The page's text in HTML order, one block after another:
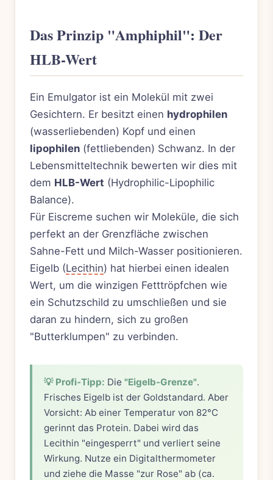
Das Prinzip "Amphiphil": Der
HLB-Wert
Ein Emulgator ist ein Molekül mit zwei
Gesichtern. Er besitzt einen hydrophilen
(wasserliebenden) Kopf und einen
lipophilen (fettliebenden) Schwanz. In der
Lebensmitteltechnik bewerten wir dies mit
dem HLB-Wert (Hydrophilic-Lipophilic
Balance).
Für Eiscreme suchen wir Moleküle, die sich
perfekt an der Grenzfläche zwischen
Sahne-Fett und Milch-Wasser positionieren.
Eigelb (Lecithin) hat hierbei einen idealen
Wert, um die winzigen Fetttröpfchen wie
ein Schutzschild zu umschließen und sie
daran zu hindern, sich zu großen
"Butterklumpen" zu verbinden.
💡 Profi-Tipp: Die"Eigelb-Grenze".
Frisches Eigelb ist der Goldstandard. Aber
Vorsicht: Ab einer Temperatur von 82°C
gerinnt das Protein. Dabei wird das
Lecithin "eingesperrt" und verliert seine
Wirkung. Nutze ein Digitalthermometer
und ziehe die Masse "zur Rose" ab (ca.